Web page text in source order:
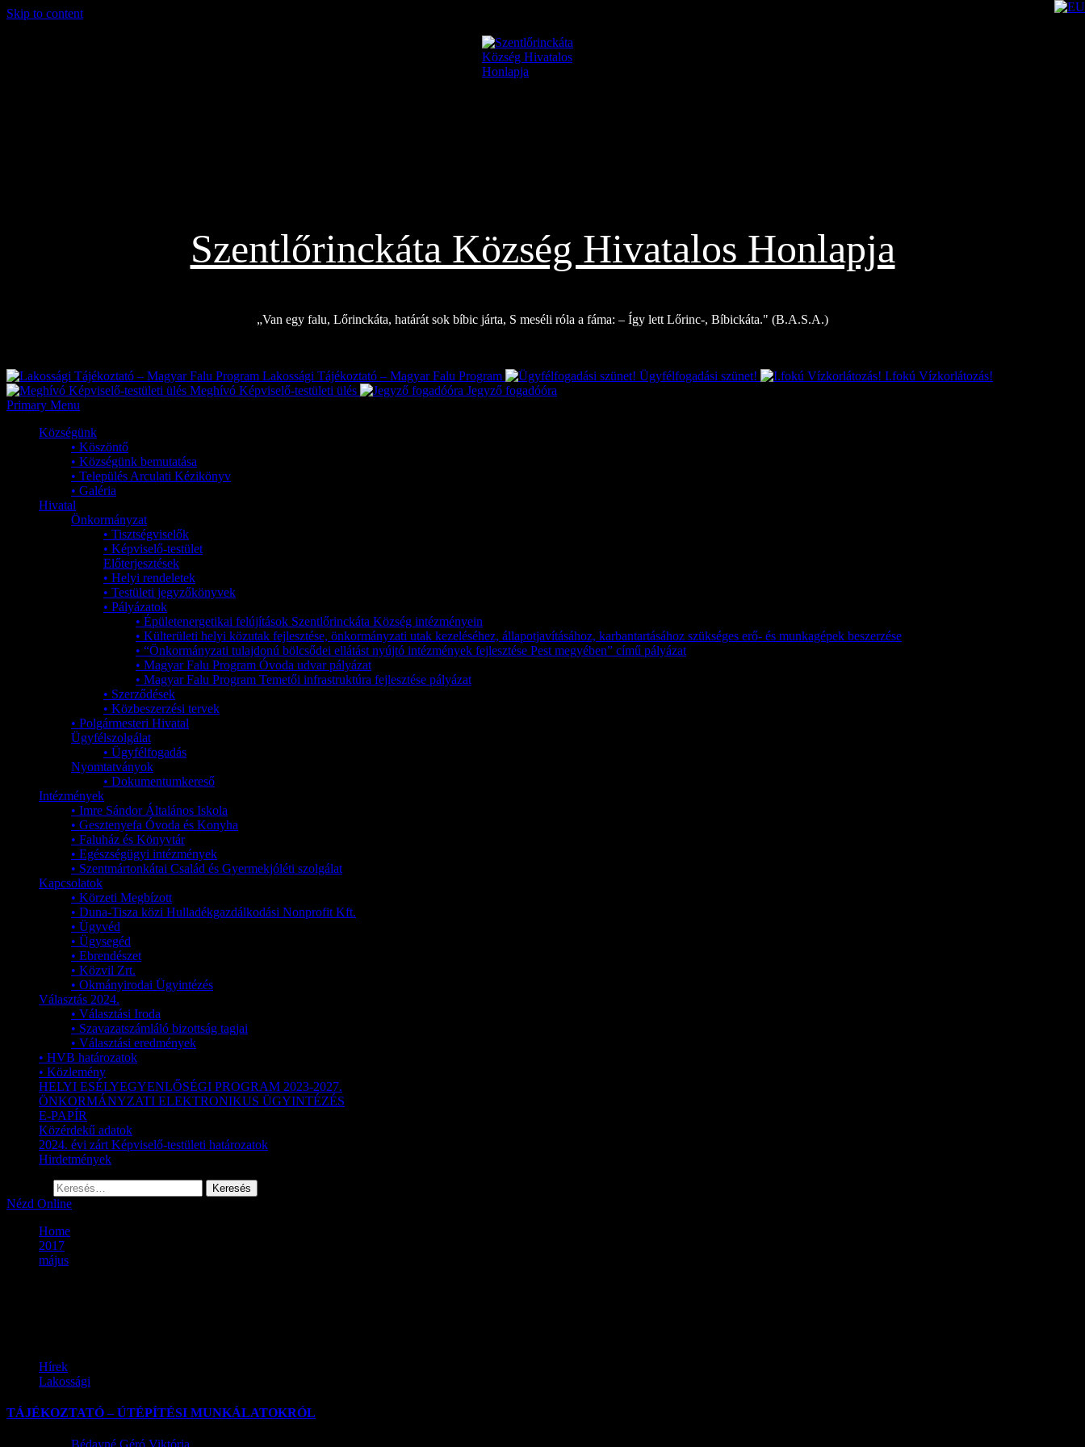
Skip to content
Szentlőrinckáta Község Hivatalos Honlapja
„Van egy falu, Lőrinckáta, határát sok bíbic járta, S meséli róla a fáma: – Így lett Lőrinc-, Bíbickáta." (B.A.S.A.)
Lakossági Tájékoztató – Magyar Falu Program
Ügyfélfogadási szünet!
I.fokú Vízkorlátozás!
Meghívó Képviselő-testületi ülés
Jegyző fogadóóra
Primary Menu
Községünk
• Köszöntő
• Községünk bemutatása
• Település Arculati Kézikönyv
• Galéria
Hivatal
Önkormányzat
• Tisztségviselők
• Képviselő-testület
Előterjesztések
• Helyi rendeletek
• Testületi jegyzőkönyvek
• Pályázatok
• Épületenergetikai felújítások Szentlőrinckáta Község intézményein
• Külterületi helyi közutak fejlesztése, önkormányzati utak kezeléséhez, állapotjavításához, karbantartásához szükséges erő- és munkagépek beszerzése
• “Önkormányzati tulajdonú bölcsődei ellátást nyújtó intézmények fejlesztése Pest megyében” című pályázat
• Magyar Falu Program Óvoda udvar pályázat
• Magyar Falu Program Temetői infrastruktúra fejlesztése pályázat
• Szerződések
• Közbeszerzési tervek
• Polgármesteri Hivatal
Ügyfélszolgálat
• Ügyfélfogadás
Nyomtatványok
• Dokumentumkereső
Intézmények
• Imre Sándor Általános Iskola
• Gesztenyefa Óvoda és Konyha
• Faluház és Könyvtár
• Egészségügyi intézmények
• Szentmártonkátai Család és Gyermekjóléti szolgálat
Kapcsolatok
• Körzeti Megbízott
• Duna-Tisza közi Hulladékgazdálkodási Nonprofit Kft.
• Ügyvéd
• Ügysegéd
• Ebrendészet
• Közvil Zrt.
• Okmányirodai Ügyintézés
Választás 2024.
• Választási Iroda
• Szavazatszámláló bizottság tagjai
• Választási eredmények
• HVB határozatok
• Közlemény
HELYI ESÉLYEGYENLŐSÉGI PROGRAM 2023-2027.
ÖNKORMÁNYZATI ELEKTRONIKUS ÜGYINTÉZÉS
E-PAPÍR
Közérdekű adatok
2024. évi zárt Képviselő-testületi határozatok
Hirdetmények
Nézd Online
Home
2017
május
Hírek
Lakossági
TÁJÉKOZTATÓ – ÚTÉPÍTÉSI MUNKÁLATOKRÓL